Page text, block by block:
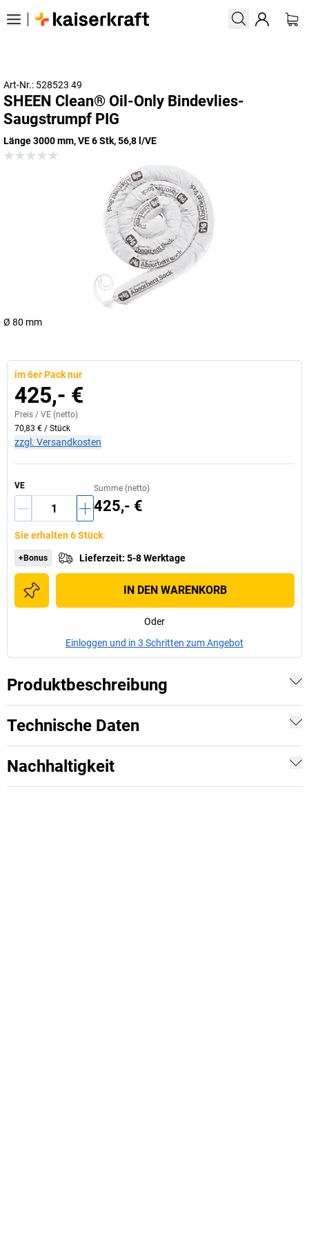
Art-Nr.: 528523 49
SHEEN Clean® Oil-Only Bindevlies-
Saugstrumpf PIG
Länge 3000 mm, VE 6 Stk, 56,8 l/VE
Ø 80 mm
im 6er Pack nur
425,- €
Preis / VE (netto)
70,83 € / Stück
zzgl. Versandkosten
VE Summe (netto)
425,- €
Sie erhalten 6 Stück
+Bonus Lieferzeit: 5-8 Werktage
IN DEN WARENKORB
Oder
Einloggen und in 3 Schritten zum Angebot
Produktbeschreibung
Technische Daten
Nachhaltigkeit